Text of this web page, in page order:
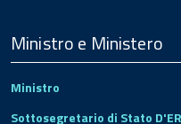
Footer
Ministro e Ministero
Ministro
Sottosegretario di Stato